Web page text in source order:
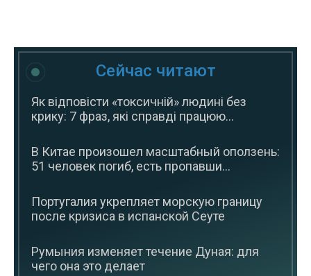
Сейчас читают
Як відповісти «токсичній» людині без
крику: 7 фраз, які справді працюю...
В Китае произошел масштабный оползень:
51 человек погиб, есть пропавши...
Португалия укрепляет морскую границу
после кризиса в испанской Сеуте
Румыния изменяет течение Дуная: для
чего она это делает